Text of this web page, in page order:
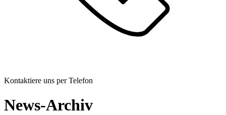
Kontaktiere uns per Telefon
News-Archiv